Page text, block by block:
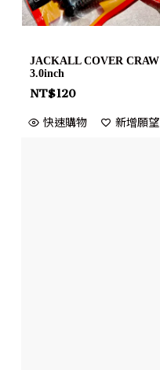
JACKALL COVER CRAW
3.0inch
NT$120
快速購物 新增願望